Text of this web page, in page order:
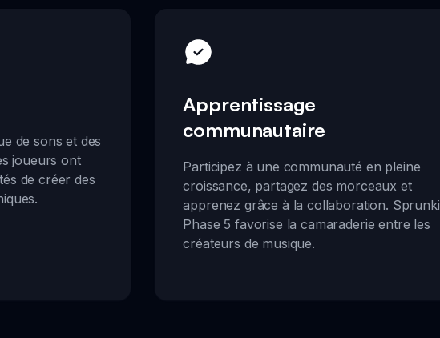
de sons et des
joueurs ont
de créer des
Apprentissage
communautaire
Participez à une communauté en pleine
croissance, partagez des morceaux et
apprenez grâce à la collaboration. Sprunki
Phase 5 favorise la camaraderie entre les
créateurs de musique.